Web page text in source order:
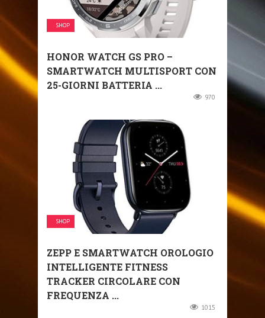
SHOP
HONOR WATCH GS PRO –
SMARTWATCH MULTISPORT CON
25-GIORNI BATTERIA ...
970
SHOP
ZEPP E SMARTWATCH OROLOGIO
INTELLIGENTE FITNESS
TRACKER CIRCOLARE CON
FREQUENZA ...
1015